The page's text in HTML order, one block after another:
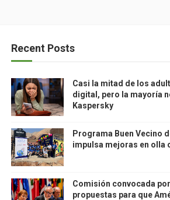
Recent Posts
Casi la mitad de los
digital, pero la mayoría
Kaspersky
Programa Buen Vecino
impulsa mejoras en olla
Comisión convocada
propuestas para que